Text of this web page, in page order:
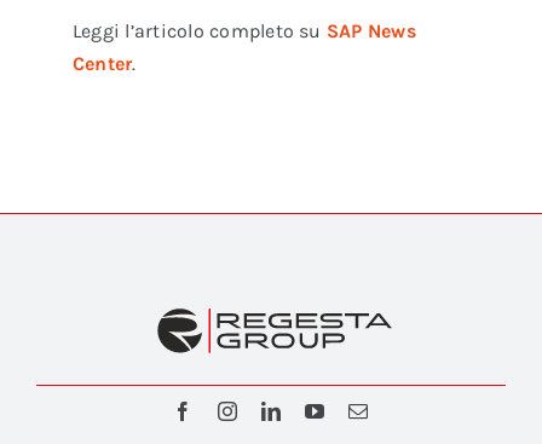
Leggi l’articolo completo su SAP News
Center.